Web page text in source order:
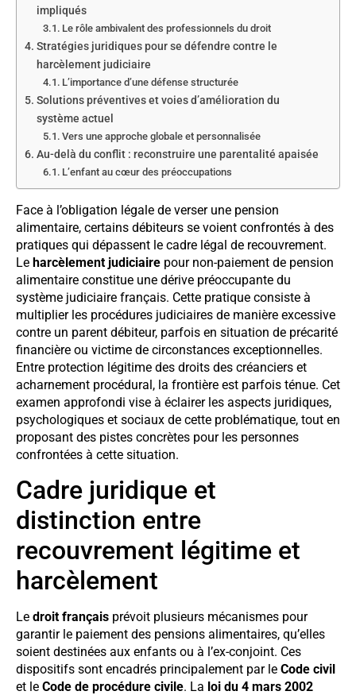
impliqués
Le rôle ambivalent des professionnels du droit
Stratégies juridiques pour se défendre contre le
harcèlement judiciaire
L’importance d’une défense structurée
Solutions préventives et voies d’amélioration du
système actuel
Vers une approche globale et personnalisée
Au-delà du conflit : reconstruire une parentalité apaisée
L’enfant au cœur des préoccupations
Face à l’obligation légale de verser une pension
alimentaire, certains débiteurs se voient confrontés à des
pratiques qui dépassent le cadre légal de recouvrement.
Le harcèlement judiciaire pour non-paiement de pension
alimentaire constitue une dérive préoccupante du
système judiciaire français. Cette pratique consiste à
multiplier les procédures judiciaires de manière excessive
contre un parent débiteur, parfois en situation de précarité
financière ou victime de circonstances exceptionnelles.
Entre protection légitime des droits des créanciers et
acharnement procédural, la frontière est parfois ténue. Cet
examen approfondi vise à éclairer les aspects juridiques,
psychologiques et sociaux de cette problématique, tout en
proposant des pistes concrètes pour les personnes
confrontées à cette situation.
Cadre juridique et
distinction entre
recouvrement légitime et
harcèlement
Le droit français prévoit plusieurs mécanismes pour
garantir le paiement des pensions alimentaires, qu’elles
soient destinées aux enfants ou à l’ex-conjoint. Ces
dispositifs sont encadrés principalement par le Code civil
et le Code de procédure civile. La loi du 4 mars 2002